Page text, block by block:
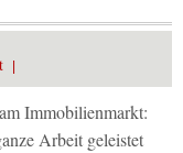
Immobilienmarkt:
Arbeit geleistet